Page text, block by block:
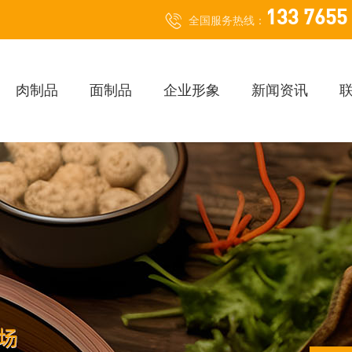
全国服务热线： 133
肉制品 面制品 企业形象 新闻资讯